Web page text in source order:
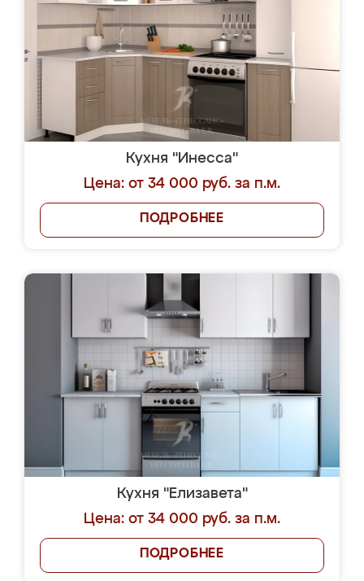
Кухня "Инесса"
Цена: от 34 000 руб. за п.м.
ПОДРОБНЕЕ
Кухня "Елизавета"
Цена: от 34 000 руб. за п.м.
ПОДРОБНЕЕ